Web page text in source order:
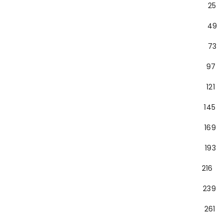
25
49
73
97
121
145
169
193
216
239
261